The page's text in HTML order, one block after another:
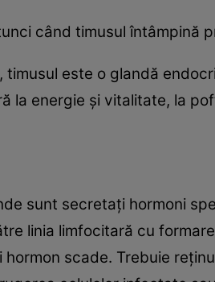
când timusul întâmpină
timusul este o glandă
la energie şi vitalitate, la
sunt secretaţi hormoni
linia limfocitară cu
scade. Trebuie